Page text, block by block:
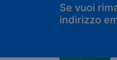
Se vuoi
indirizzo